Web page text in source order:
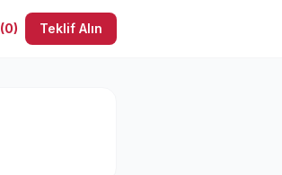
(0) Teklif Alın